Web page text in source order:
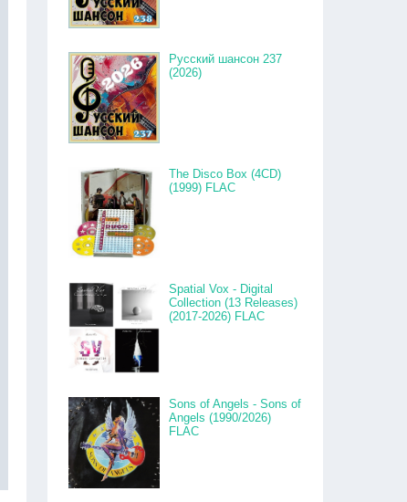
Русский шансон 237
(2026)
The Disco Box (4CD)
(1999) FLAC
Spatial Vox - Digital
Collection (13 Releases)
(2017-2026) FLAC
Sons of Angels - Sons of
Angels (1990/2026)
FLAC